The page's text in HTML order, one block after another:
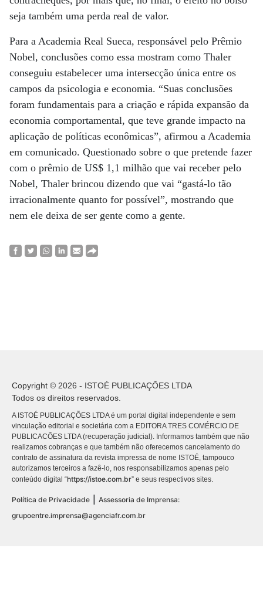
seja também uma perda real de valor.
Para a Academia Real Sueca, responsável pelo Prêmio
Nobel, conclusões como essa mostram como Thaler
conseguiu estabelecer uma intersecção única entre os
campos da psicologia e economia. “Suas conclusões
foram fundamentais para a criação e rápida expansão da
economia comportamental, que teve grande impacto na
aplicação de políticas econômicas”, afirmou a Academia
em comunicado. Questionado sobre o que pretende fazer
com o prêmio de US$ 1,1 milhão que vai receber pelo
Nobel, Thaler brincou dizendo que vai “gastá-lo tão
irracionalmente quanto for possível”, mostrando que
nem ele deixa de ser gente como a gente.
Copyright © 2026 - ISTOÉ PUBLICAÇÕES LTDA
Todos os direitos reservados.
A ISTOÉ PUBLICAÇÕES LTDA é um portal digital independente e sem
vinculação editorial e societária com a EDITORA TRES COMÉRCIO DE
PUBLICACÕES LTDA (recuperação judicial). Informamos também que não
realizamos cobranças e que também não oferecemos cancelamento do
contrato de assinatura da revista impressa de nome ISTOÉ, tampouco
autorizamos terceiros a fazê-lo, nos responsabilizamos apenas pelo
conteúdo digital “https://istoe.com.br” e seus respectivos sites.
Política de Privacidade
Assessoria de Imprensa:
grupoentre.imprensa@agenciafr.com.br